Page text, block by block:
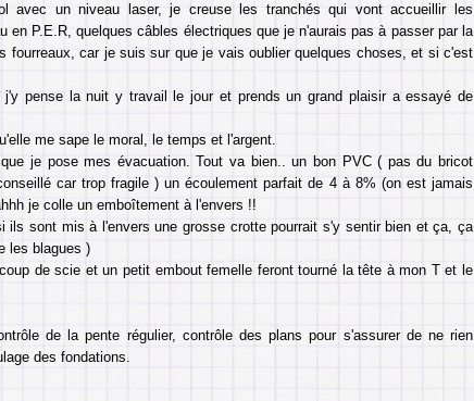
avec un niveau laser, je creuse les tranchés qui vont accueillir les
en P.E.R, quelques câbles électriques que je n'aurais pas à passer par la
fourreaux, car je suis sur que je vais oublier quelques choses, et si c'est
j'y pense la nuit y travail le jour et prends un grand plaisir a essayé de
me sape le moral, le temps et l'argent.
je pose mes évacuation. Tout va bien.. un bon PVC ( pas du bricot
car trop fragile ) un écoulement parfait de 4 à 8% (on est jamais
je colle un emboîtement à l'envers !!
ils sont mis à l'envers une grosse crotte pourrait s'y sentir bien et ça, ça
les blagues )
de scie et un petit embout femelle feront tourné la tête à mon T et le
de la pente régulier, contrôle des plans pour s'assurer de ne rien
des fondations.